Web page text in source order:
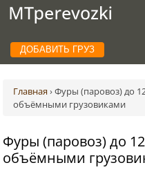
ДОБАВИТЬ ГРУЗ
Главная ›Фуры (паровоз) до
объёмными грузовиками
Фуры (паровоз) до
объёмными